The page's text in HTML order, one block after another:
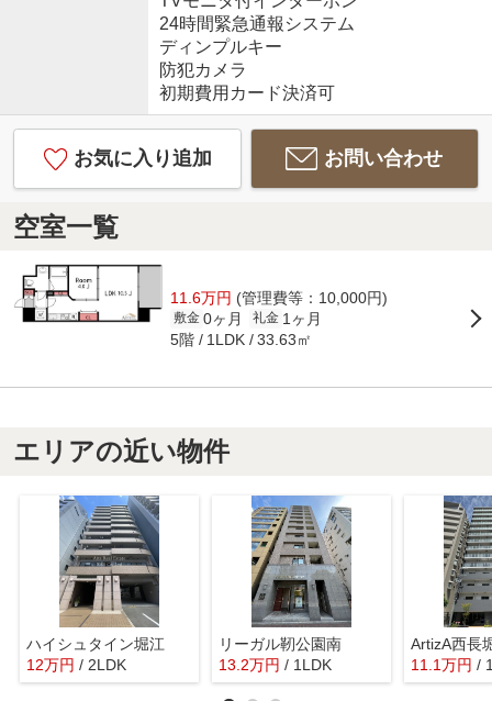
24時間緊急通報システム
ディンプルキー
防犯カメラ
初期費用カード決済可
お気に入り追加 お問い合わせ
空室一覧
11.6万円 (管理費等：10,000円)
敷金 0ヶ月 礼金 1ヶ月
5階 1LDK 33.63㎡
エリアの近い物件
ハイシュタイン堀江
12万円 / 2LDK
リーガル靭公園南
13.2万円 / 1LDK
ArtizA西長
11.1万円 /